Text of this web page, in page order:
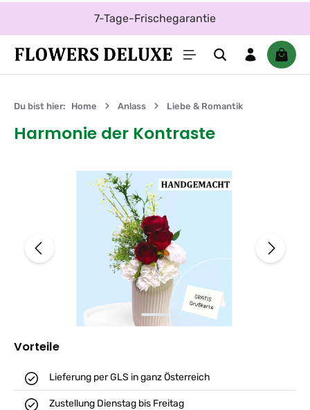
Zum Hauptinhalt springen7-Tage-Frischegarantie
Du bist hier: Home Anlass Liebe & Romantik
Harmonie der Kontraste
Bildergalerie überspringen
Vorteile
Lieferung per GLS in ganz Österreich
Zustellung Dienstag bis Freitag